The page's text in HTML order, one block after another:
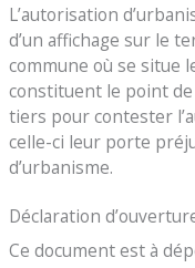
L’autorisation
d’un affichage sur le
commune où se situe
constituent le point de
tiers pour contester
celle-ci leur porte
d’urbanisme.
Déclaration
Ce document est à